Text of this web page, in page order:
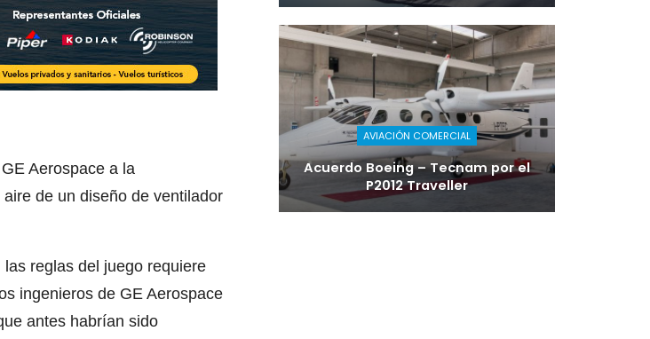
Aerospace a la
de un diseño de ventilador
reglas del juego requiere
ingenieros de GE Aerospace
antes habrían sido
AVIACIÓN COMERCIAL
Acuerdo Boeing – Tecnam por el
P2012 Traveller